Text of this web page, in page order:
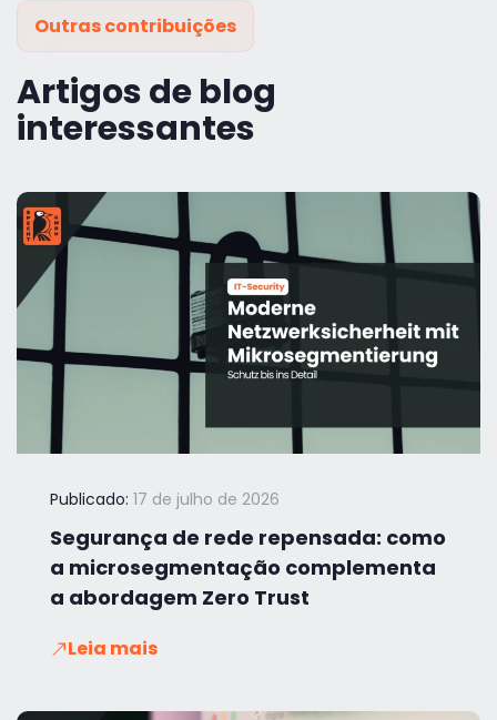
Outras contribuições
Artigos de blog
interessantes
Publicado: 17 de julho de 2026
Segurança de rede repensada: como
a microsegmentação complementa
a abordagem Zero Trust
Leia mais